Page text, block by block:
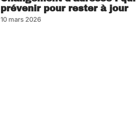
prévenir pour rester à jour
10 mars 2026